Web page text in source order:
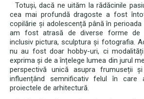
Totuși, dacă ne uităm la rădăcinile
cea mai profundă dragoste a fost
copilărie și adolescență până în
am fost atrasă de diverse forme de
inclusiv pictura, sculptura și fotografia.
nu au fost doar hobby-uri, ci
exprima și de a înțelege lumea din jurul
perspectivă unică asupra frumuseții
influențând semnificativ felul în care
proiectele de arhitectură.